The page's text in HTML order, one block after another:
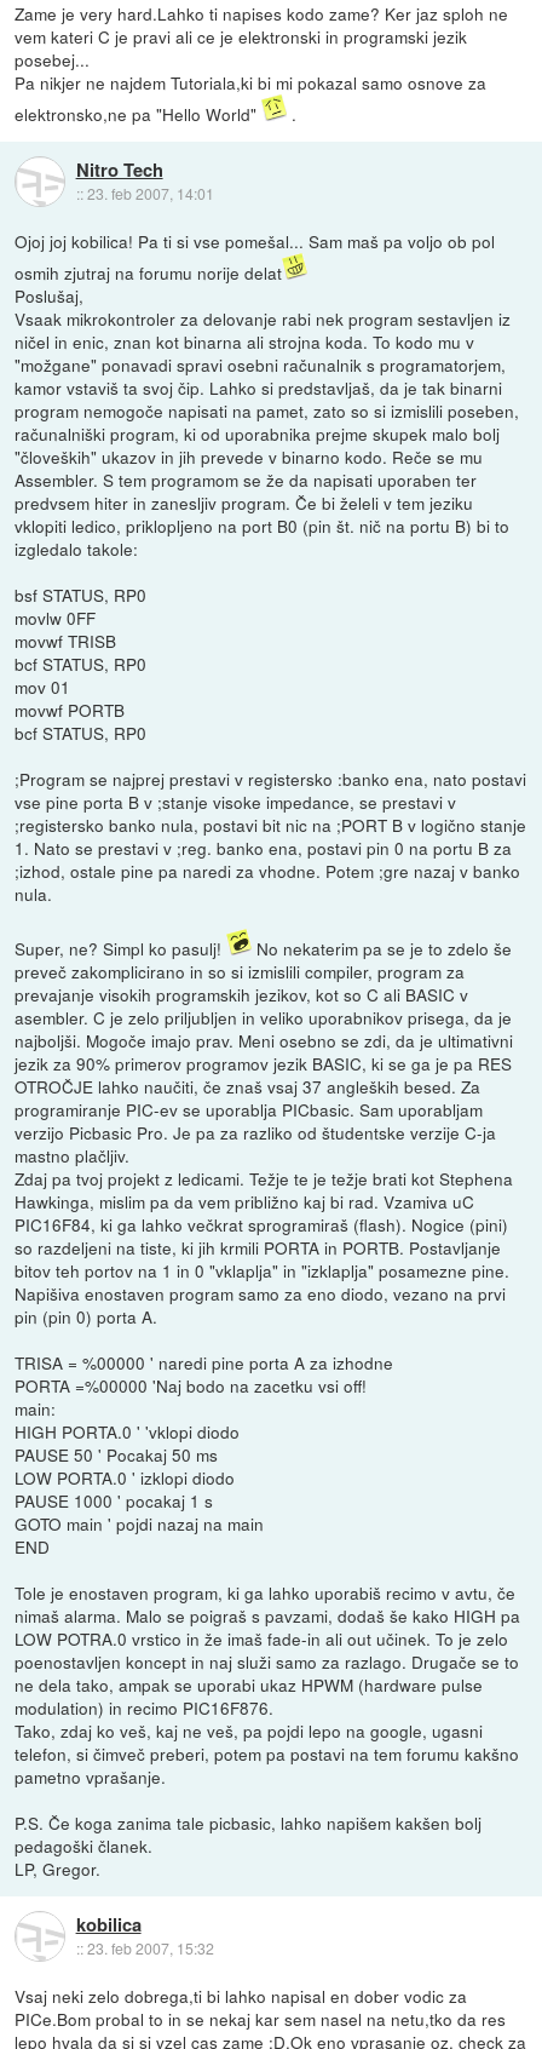
Zame je very hard.Lahko ti napises kodo zame? Ker jaz sploh ne
vem kateri C je pravi ali ce je elektronski in programski jezik
posebej...
Pa nikjer ne najdem Tutoriala,ki bi mi pokazal samo osnove za
elektronsko,ne pa "Hello World"
.
Nitro Tech
::23. feb 2007, 14:01
Ojoj joj kobilica! Pa ti si vse pomešal... Sam maš pa voljo ob pol
osmih zjutraj na forumu norije delat
Poslušaj,
Vsaak mikrokontroler za delovanje rabi nek program sestavljen iz
ničel in enic, znan kot binarna ali strojna koda. To kodo mu v
"možgane" ponavadi spravi osebni računalnik s programatorjem,
kamor vstaviš ta svoj čip. Lahko si predstavljaš, da je tak binarni
program nemogoče napisati na pamet, zato so si izmislili poseben,
računalniški program, ki od uporabnika prejme skupek malo bolj
"človeških" ukazov in jih prevede v binarno kodo. Reče se mu
Assembler. S tem programom se že da napisati uporaben ter
predvsem hiter in zanesljiv program. Če bi želeli v tem jeziku
vklopiti ledico, priklopljeno na port B0 (pin št. nič na portu B) bi to
izgledalo takole:
bsf STATUS, RP0
movlw 0FF
movwf TRISB
bcf STATUS, RP0
mov 01
movwf PORTB
bcf STATUS, RP0
;Program se najprej prestavi v registersko :banko ena, nato postavi
vse pine porta B v ;stanje visoke impedance, se prestavi v
;registersko banko nula, postavi bit nic na ;PORT B v logično stanje
1. Nato se prestavi v ;reg. banko ena, postavi pin 0 na portu B za
;izhod, ostale pine pa naredi za vhodne. Potem ;gre nazaj v banko
nula.
Super, ne? Simpl ko pasulj!
No nekaterim pa se je to zdelo še
preveč zakomplicirano in so si izmislili compiler, program za
prevajanje visokih programskih jezikov, kot so C ali BASIC v
asembler. C je zelo priljubljen in veliko uporabnikov prisega, da je
najboljši. Mogoče imajo prav. Meni osebno se zdi, da je ultimativni
jezik za 90% primerov programov jezik BASIC, ki se ga je pa RES
OTROČJE lahko naučiti, če znaš vsaj 37 angleških besed. Za
programiranje PIC-ev se uporablja PICbasic. Sam uporabljam
verzijo Picbasic Pro. Je pa za razliko od študentske verzije C-ja
mastno plačljiv.
Zdaj pa tvoj projekt z ledicami. Težje te je težje brati kot Stephena
Hawkinga, mislim pa da vem približno kaj bi rad. Vzamiva uC
PIC16F84, ki ga lahko večkrat sprogramiraš (flash). Nogice (pini)
so razdeljeni na tiste, ki jih krmili PORTA in PORTB. Postavljanje
bitov teh portov na 1 in 0 "vklaplja" in "izklaplja" posamezne pine.
Napišiva enostaven program samo za eno diodo, vezano na prvi
pin (pin 0) porta A.
TRISA = %00000 ' naredi pine porta A za izhodne
PORTA =%00000 'Naj bodo na zacetku vsi off!
main:
HIGH PORTA.0 ' 'vklopi diodo
PAUSE 50 ' Pocakaj 50 ms
LOW PORTA.0 ' izklopi diodo
PAUSE 1000 ' pocakaj 1 s
GOTO main ' pojdi nazaj na main
END
Tole je enostaven program, ki ga lahko uporabiš recimo v avtu, če
nimaš alarma. Malo se poigraš s pavzami, dodaš še kako HIGH pa
LOW POTRA.0 vrstico in že imaš fade-in ali out učinek. To je zelo
poenostavljen koncept in naj služi samo za razlago. Drugače se to
ne dela tako, ampak se uporabi ukaz HPWM (hardware pulse
modulation) in recimo PIC16F876.
Tako, zdaj ko veš, kaj ne veš, pa pojdi lepo na google, ugasni
telefon, si čimveč preberi, potem pa postavi na tem forumu kakšno
pametno vprašanje.
P.S. Če koga zanima tale picbasic, lahko napišem kakšen bolj
pedagoški članek.
LP, Gregor.
kobilica
::23. feb 2007, 15:32
Vsaj neki zelo dobrega,ti bi lahko napisal en dober vodic za
PICe.Bom probal to in se nekaj kar sem nasel na netu,tko da res
lepo hvala da si si vzel cas zame :D.Ok eno vprasanje oz. check za